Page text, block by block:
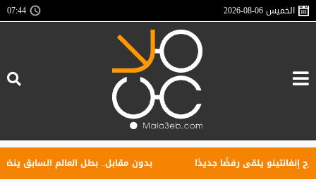
الخميس2026-08-06
07:44
يلقى رفضًا جديدًا بدون مقابل.. بطل العالم السابق ينضم